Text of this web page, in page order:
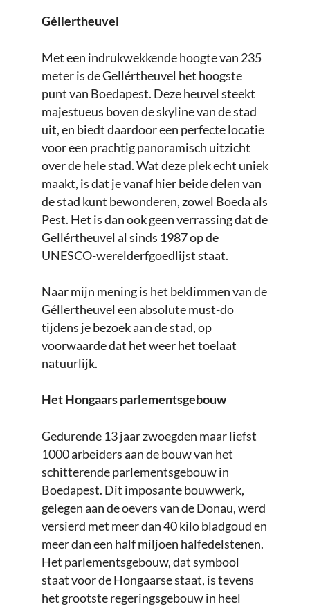
Géllertheuvel
Met een indrukwekkende hoogte van 235
meter is de Gellértheuvel het hoogste
punt van Boedapest. Deze heuvel steekt
majestueus boven de skyline van de stad
uit, en biedt daardoor een perfecte locatie
voor een prachtig panoramisch uitzicht
over de hele stad. Wat deze plek echt uniek
maakt, is dat je vanaf hier beide delen van
de stad kunt bewonderen, zowel Boeda als
Pest. Het is dan ook geen verrassing dat de
Gellértheuvel al sinds 1987 op de
UNESCO-werelderfgoedlijst staat.
Naar mijn mening is het beklimmen van de
Géllertheuvel een absolute must-do
tijdens je bezoek aan de stad, op
voorwaarde dat het weer het toelaat
natuurlijk.
Het Hongaars parlementsgebouw
Gedurende 13 jaar zwoegden maar liefst
1000 arbeiders aan de bouw van het
schitterende parlementsgebouw in
Boedapest. Dit imposante bouwwerk,
gelegen aan de oevers van de Donau, werd
versierd met meer dan 40 kilo bladgoud en
meer dan een half miljoen halfedelstenen.
Het parlementsgebouw, dat symbool
staat voor de Hongaarse staat, is tevens
het grootste regeringsgebouw in heel